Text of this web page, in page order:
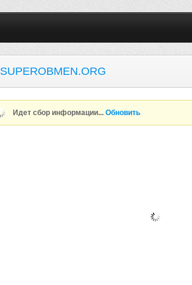
SUPEROBMEN.ORG
Идет сбор информации...Обновить